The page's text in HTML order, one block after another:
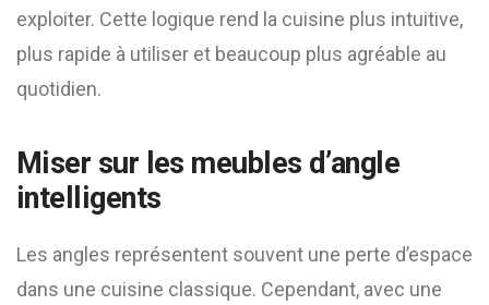
exploiter. Cette logique rend la cuisine plus intuitive,
plus rapide à utiliser et beaucoup plus agréable au
quotidien.
Miser sur les meubles d’angle
intelligents
Les angles représentent souvent une perte d’espace
dans une cuisine classique. Cependant, avec une